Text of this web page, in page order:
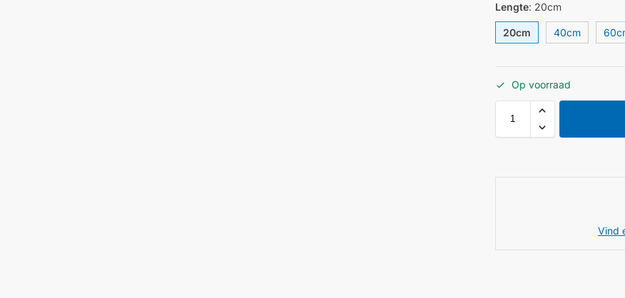
Lengte: 20cm
20cm 40cm
Op voorraad
Vind